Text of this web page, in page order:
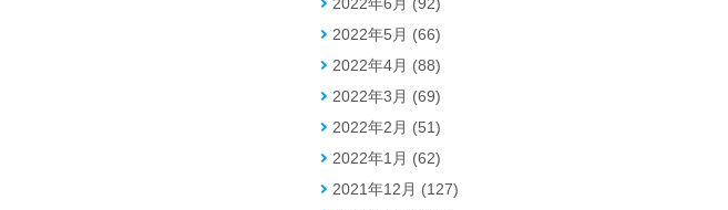
2022年5月 (66)
2022年4月 (88)
2022年3月 (69)
2022年2月 (51)
2022年1月 (62)
2021年12月 (127)